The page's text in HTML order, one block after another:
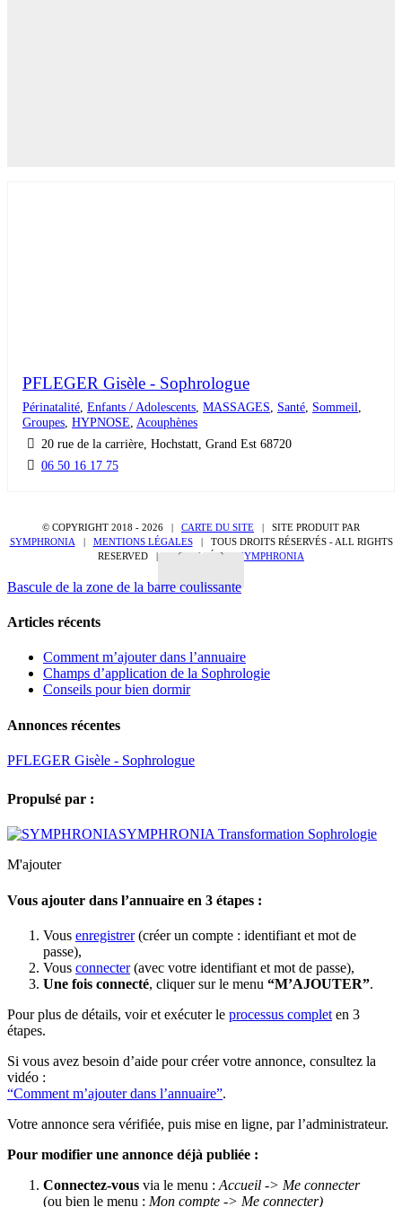
PFLEGER Gisèle - Sophrologue
Périnatalité, Enfants / Adolescents, MASSAGES, Santé, Sommeil,
Groupes, HYPNOSE, Acouphènes
20 rue de la carrière, Hochstatt, Grand Est 68720
06 50 16 17 75
© COPYRIGHT 2018 - 2026 | CARTE DU SITE | SITE PRODUIT PAR
SYMPHRONIA | MENTIONS LÉGALES| TOUS DROITS RÉSERVÉS - ALL RIGHTS
RESERVED | PROPULSÉ PAR
SYMPHRONIA
Bascule de la zone de la barre coulissante
Articles récents
Comment m’ajouter dans l’annuaire
Champs d’application de la Sophrologie
Conseils pour bien dormir
Annonces récentes
PFLEGER Gisèle - Sophrologue
Propulsé par :
SYMPHRONIA Transformation Sophrologie
M'ajouter
Vous ajouter dans l’annuaire en 3 étapes :
Vous enregistrer(créer un compte : identifiant et mot de
passe),
Vous connecter(avec votre identifiant et mot de passe),
Une fois connecté, cliquer sur le menu “M’AJOUTER”.
Pour plus de détails, voir et exécuter le processus complet en 3
étapes.
Si vous avez besoin d’aide pour créer votre annonce, consultez la
vidéo :
“Comment m’ajouter dans l’annuaire”.
Votre annonce sera vérifiée, puis mise en ligne, par l’administrateur.
Pour modifier une annonce déjà publiée :
Connectez-vous via le menu : Accueil -> Me connecter
(ou bien le menu : Mon compte -> Me connecter)